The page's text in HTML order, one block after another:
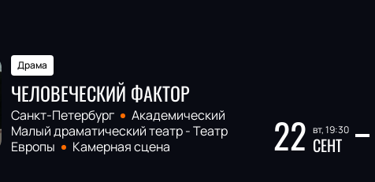
Драма
ЧЕЛОВЕЧЕСКИЙ ФАКТОР
Санкт-Петербург
Академический
Малый драматический театр - Театр
Европы
Камерная сцена 22 вт, 19:30
СЕНТ